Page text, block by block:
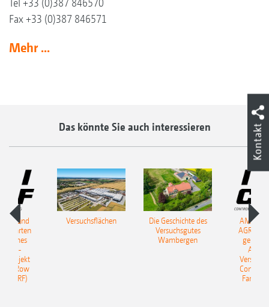
Tel +33 (0)387 846570
Fax +33 (0)387 846571
Mehr ...
Das könnte Sie auch interessieren
und
starten
Row
(CRF)
Versuchsflächen
Die Geschichte des
Versuchsgutes
Wambergen
Farming
Kontakt